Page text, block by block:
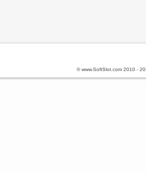
© www.SoftSlot.com 2010 -